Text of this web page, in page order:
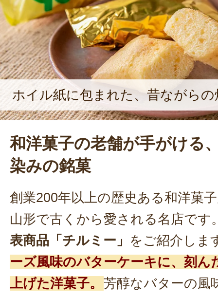
ホイル紙に包まれた、昔ながらの
和洋菓子の老舗が手がける
染みの銘菓
創業200年以上の歴史ある和洋菓
山形で古くから愛される名店です
表商品「チルミー」 をご紹介しま
ーズ風味のバターケーキに、刻ん
上げた洋菓子。 芳醇なバターの風